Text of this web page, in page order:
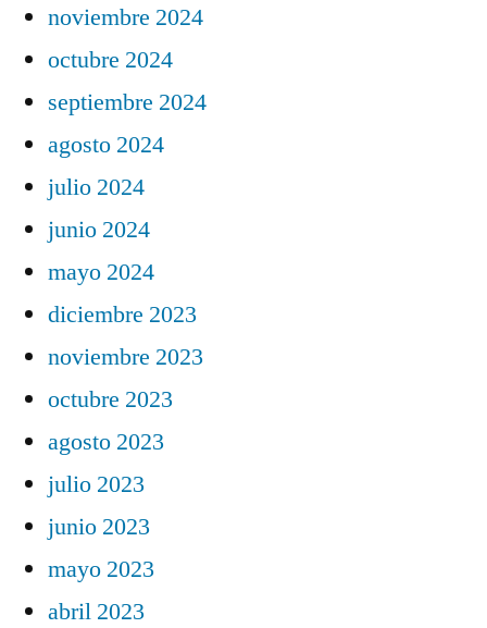
noviembre 2024
octubre 2024
septiembre 2024
agosto 2024
julio 2024
junio 2024
mayo 2024
diciembre 2023
noviembre 2023
octubre 2023
agosto 2023
julio 2023
junio 2023
mayo 2023
abril 2023